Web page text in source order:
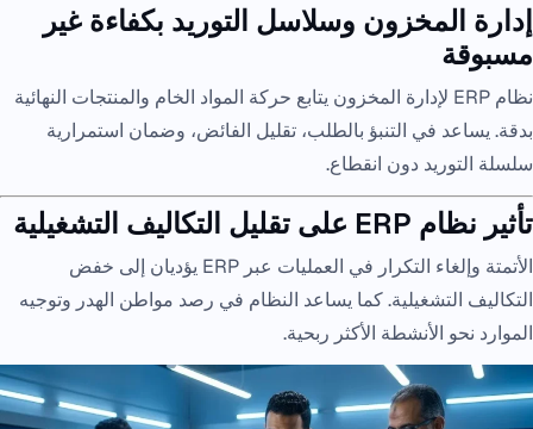
إدارة المخزون وسلاسل التوريد بكفاءة غير
مسبوقة
نظام ERP لإدارة المخزون يتابع حركة المواد الخام والمنتجات النهائية
بدقة. يساعد في التنبؤ بالطلب، تقليل الفائض، وضمان استمرارية
سلسلة التوريد دون انقطاع.
تأثير نظام ERP على تقليل التكاليف التشغيلية
الأتمتة وإلغاء التكرار في العمليات عبر ERP يؤديان إلى خفض
التكاليف التشغيلية. كما يساعد النظام في رصد مواطن الهدر وتوجيه
الموارد نحو الأنشطة الأكثر ربحية.